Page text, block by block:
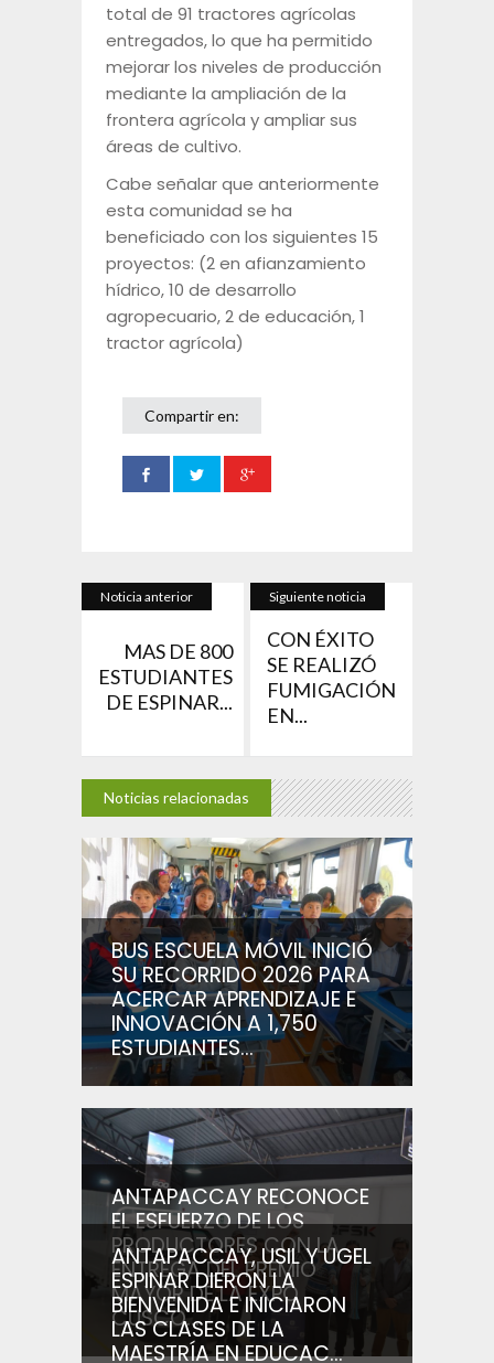
total de 91 tractores agrícolas
entregados, lo que ha permitido
mejorar los niveles de producción
mediante la ampliación de la
frontera agrícola y ampliar sus
áreas de cultivo.
Cabe señalar que anteriormente
esta comunidad se ha
beneficiado con los siguientes 15
proyectos: (2 en afianzamiento
hídrico, 10 de desarrollo
agropecuario, 2 de educación, 1
tractor agrícola)
Compartir en:
Noticia anterior
MAS DE 800
ESTUDIANTES
DE ESPINAR...
Siguiente noticia
CON ÉXITO
SE REALIZÓ
FUMIGACIÓN
EN...
Noticias relacionadas
BUS ESCUELA MÓVIL INICIÓ
SU RECORRIDO 2026 PARA
ACERCAR APRENDIZAJE E
INNOVACIÓN A 1,750
ESTUDIANTES...
ANTAPACCAY RECONOCE
EL ESFUERZO DE LOS
PRODUCTORES CON LA
ENTREGA DEL PREMIO
MAYOR DE LA EXPO
CUSCO...
ANTAPACCAY, USIL Y UGEL
ESPINAR DIERON LA
BIENVENIDA E INICIARON
LAS CLASES DE LA
MAESTRÍA EN EDUCAC...